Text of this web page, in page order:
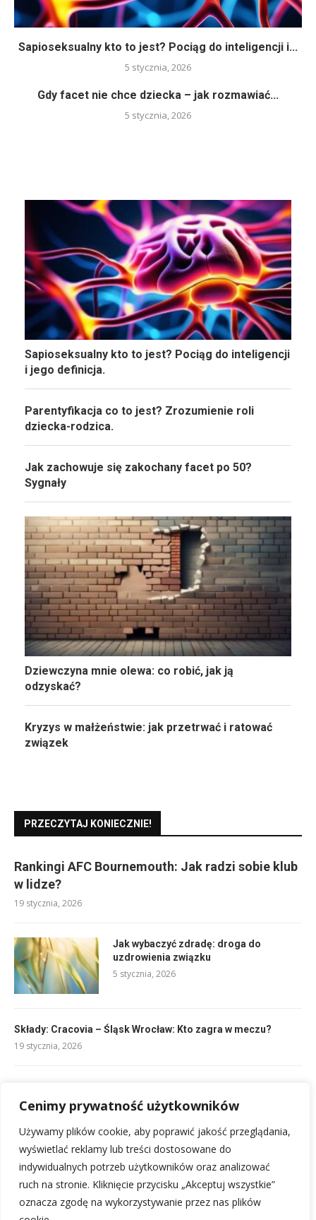
Cenimy prywatność użytkowników
Używamy plików cookie, aby poprawić jakość przeglądania,
wyświetlać reklamy lub treści dostosowane do
indywidualnych potrzeb użytkowników oraz analizować
ruch na stronie. Kliknięcie przycisku „Akceptuj wszystkie”
oznacza zgodę na wykorzystywanie przez nas plików
Sapioseksualny kto to jest? Pociąg do inteligencji i...
5 stycznia, 2026
Gdy facet nie chce dziecka – jak rozmawiać...
5 stycznia, 2026
Sapioseksualny kto to jest? Pociąg do inteligencji
i jego definicja.
Parentyfikacja co to jest? Zrozumienie roli
dziecka-rodzica.
Jak zachowuje się zakochany facet po 50?
Sygnały
Dziewczyna mnie olewa: co robić, jak ją
odzyskać?
Kryzys w małżeństwie: jak przetrwać i ratować
związek
PRZECZYTAJ KONIECZNIE!
Rankingi AFC Bournemouth: Jak radzi sobie klub
w lidze?
19 stycznia, 2026
Jak wybaczyć zdradę: droga do
uzdrowienia związku
5 stycznia, 2026
Składy: Cracovia – Śląsk Wrocław: Kto zagra w meczu?
19 stycznia, 2026
18 stycznia, 2026
Jak poradzić sobie z byłą żoną partnera: strategie dla Ciebie
4 stycznia, 2026